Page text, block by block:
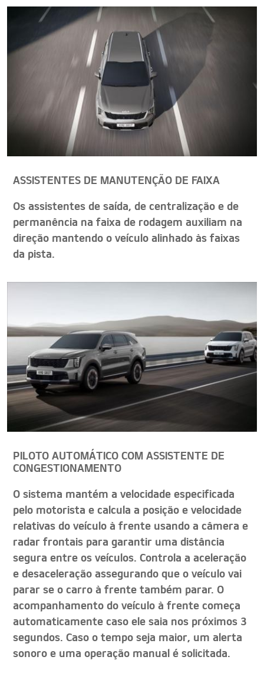
ASSISTENTES DE MANUTENÇÃO DE FAIXA
Os assistentes de saída, de centralização e de
permanência na faixa de rodagem auxiliam na
direção mantendo o veículo alinhado às faixas
da pista.
PILOTO AUTOMÁTICO COM ASSISTENTE DE
CONGESTIONAMENTO
O sistema mantém a velocidade especificada
pelo motorista e calcula a posição e velocidade
relativas do veículo à frente usando a câmera e
radar frontais para garantir uma distância
segura entre os veículos. Controla a aceleração
e desaceleração assegurando que o veículo vai
parar se o carro à frente também parar. O
acompanhamento do veículo à frente começa
automaticamente caso ele saia nos próximos 3
segundos. Caso o tempo seja maior, um alerta
sonoro e uma operação manual é solicitada.